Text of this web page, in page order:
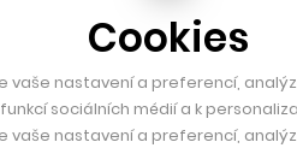
Cookies
vaše nastavení a preferencí,
sociálních médií a k
vaše nastavení a preferencí,